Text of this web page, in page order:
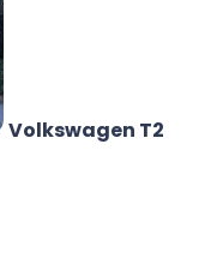
Volkswagen T2